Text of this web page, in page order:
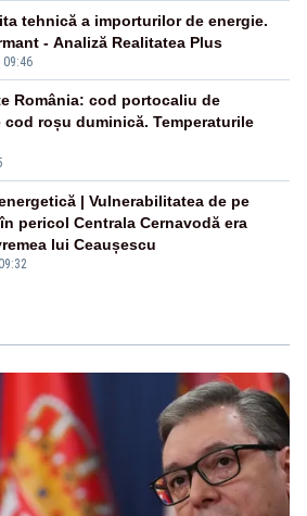
09:46
tehnică a importurilor de energie.
- Analiză Realitatea Plus
România: cod portocaliu de
roșu duminică. Temperaturile
| Vulnerabilitatea de pe
pericol Centrala Cernavodă era
lui Ceaușescu